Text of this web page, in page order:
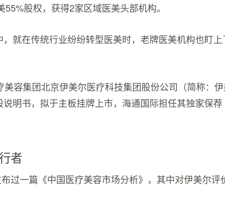
股权，获得2家区域医美头部机构。
就在传统行业纷纷转型医美时，老牌医美机构也盯上
容集团北京伊美尔医疗科技集团股份公司（简称：
明书，拟于主板挂牌上市，海通国际担任其独家保荐
者
过一篇《中国医疗美容市场分析》，其中对伊美尔评